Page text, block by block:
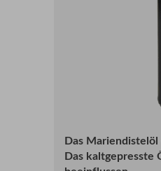
Das
Das kaltgepresste